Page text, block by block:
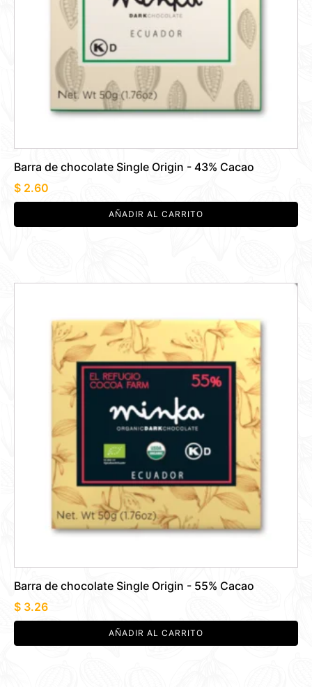
Barra de chocolate Single Origin - 43% Cacao
$ 2.60
AÑADIR AL CARRITO
Barra de chocolate Single Origin - 55% Cacao
$ 3.26
AÑADIR AL CARRITO